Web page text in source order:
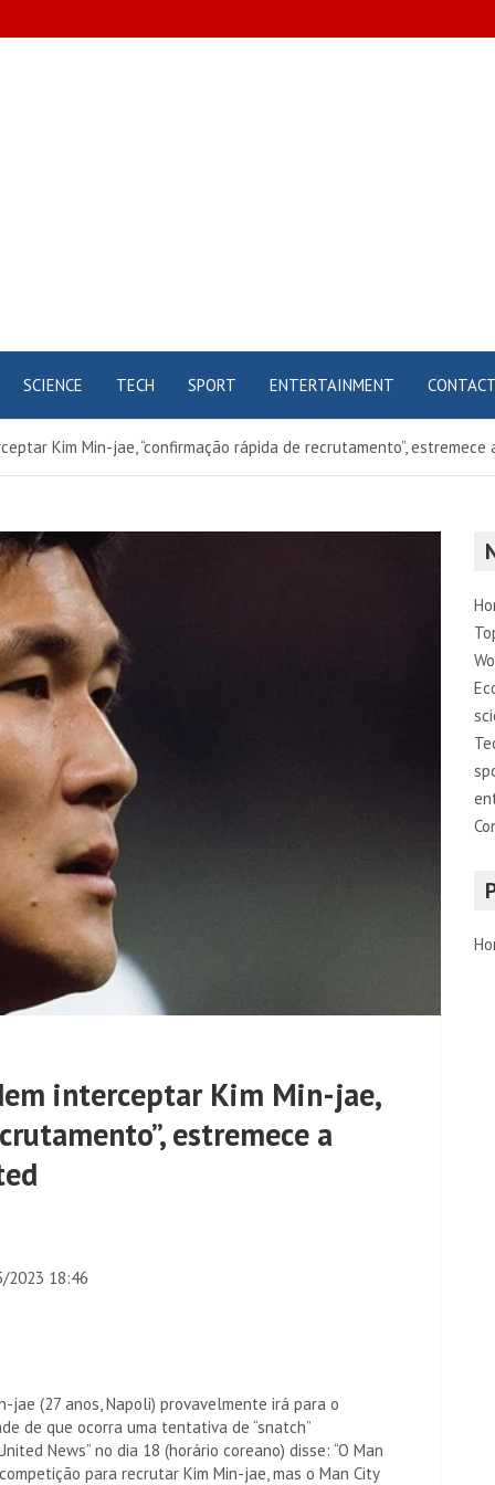
SCIENCE TECH SPORT ENTERTAINMENT
Kim Min-jae, “confirmação rápida de recrutamento”,
interceptar Kim Min-jae,
estremece a
2023 18:46
jae (27 anos, Napoli) provavelmente irá para o
de que ocorra uma tentativa de “snatch”
News” no dia 18 (horário coreano) disse: “O Man
para recrutar Kim Min-jae, mas o Man City